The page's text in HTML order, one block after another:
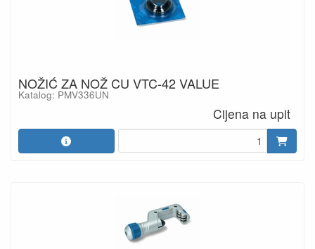
NOŽIĆ ZA NOŽ CU VTC-42 VALUE
Katalog: PMV336UN
Cijena na upit